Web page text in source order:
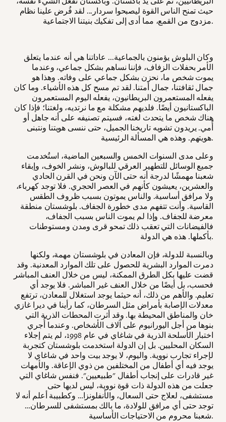
حيث تمنح الناس القوة ليصبحوا سردار... لقد فُرض علينا نظام
مزدوج من القمع، مما أدى إلى تفكيك بنيتنا الاجتماعية.
وكان البلوش يؤمنون بالجماعية... عاداتنا هي أنه عندما يتعلق
الأمر بحفلات الزفاف، فإننا نساهم بشكل جماعي، وعندما
يموت شخص ما، نحزن بشكل جماعي على وفاته. وهذا هو
جمال ثقافتنا، جمال أمتنا. لقد تم مسح كل هذه الأشياء. وما كان
يفعله المستعمرون البريطانيون، يفعله اليوم المستعمرون
الباكستانيون أيضًا. فلديهم مشكلة مع ما نرتديه، ولغتنا؛ فإذا كان
هناك شخص ما يتحدث لغته، فسيتم تصنيفه على أنه جاهل أو
أُمي. يريدون تشويه تاريخنا الجميل، حتى ننسى هويتنا ونتبنى
هويتهم. وهذه هي المسألة الرئيسية.
وعلى مدى السنوات الخمس والسبعين الماضية، استُخدمت
جميع الوسائل للتطهير العرقي للبالوش، ونشر الخوف، وإبقاء
شعبنا مهمشًا لدرجة أنه حتى الآن ونحن في القرن الحادي
والعشرين، يعيشون كأنهم في العصر الحجري. فلا توجد كهرباء،
ولا مرافق أساسية. والناس يموتون بسبب ظروف الطقس
القاسية. وأنت تتفهم مدى خطورة الجفاف. بلوشستان منطقة
معرضة للجفاف. وإذا لم يموت الناس بسبب الجفاف،
فالفيضانات التي تعقب ذلك تمحو قرى ومدن ومستوطنات
بأكملها. هذه هي الدولة.
وبالنسبة للدولة، فإن المعادن في بلوشستان مهمة، ولكنها
دمرت الموارد البشرية للحصول على تلك الموارد المعدنية. وقد
قضت عليها بكل الطرق الممكنة، ليس من خلال العنف المباشر
فحسب، بل أيضًا من خلال العنف غير المباشر. فلا يوجد أي
تعليم. والأهم من ذلك، أنه حيثما يوجد استغلال للمعادن، ترتفع
معدلات الإصابة بأمراض مثل السرطان، كما رأينا في ديرا غازي
خان والمناطق المحيطة بها. وقد أثرت المحطات الذرية التي
بنوها من أجل اليورانيوم على آلاف الأشخاص. وعندما أُجري
اختبار الأسلحة الذرية في شاغاي في عام 1998، لم يتم إجلاء
السكان المحليين. بل إن الدولة استخدمت بلوشستان كتجربة
لإجراء تجارب نووية. واليوم، لا يوجد بيت واحد في شاغاي لا
يوجد فيه أي أطفال من المختلفين من ذوي الإعاقة. والأمهات
غير قادرات على إنجاب أطفال "طبيعيين". فنفس شاغاي التي
جعلت من هذه الدولة ذات قوة نووية، ليس لديها حتى
مستشفى، لعلاج حتى السعال، والأنفلونزا… وكطبيبة أعلم أنه لا
توجد حتى أي مرافق للولادة، ما بالك بمستشفى للسرطان…
شعبنا محروم من الاحتياجات الأساسية.